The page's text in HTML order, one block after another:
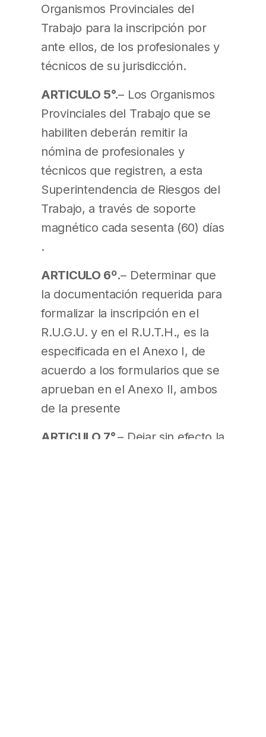
Organismos Provinciales del
Trabajo para la inscripción por
ante ellos, de los profesionales y
técnicos de su jurisdicción.
ARTICULO 5°.– Los Organismos
Provinciales del Trabajo que se
habiliten deberán remitir la
nómina de profesionales y
técnicos que registren, a esta
Superintendencia de Riesgos del
Trabajo, a través de soporte
magnético cada sesenta (60) días
.
ARTICULO 6º.– Determinar que
la documentación requerida para
formalizar la inscripción en el
R.U.G.U. y en el R.U.T.H., es la
especificada en el Anexo I, de
acuerdo a los formularios que se
aprueban en el Anexo II, ambos
de la presente
ARTICULO 7°.– Dejar sin efecto la